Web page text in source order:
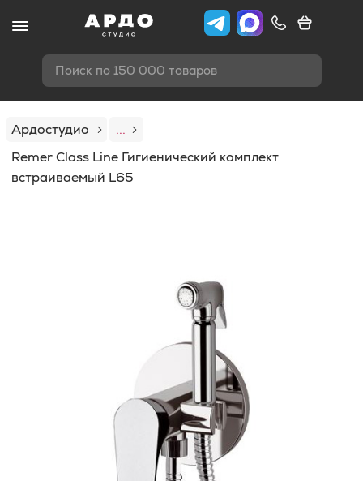
Поиск по 150 000 товаров
Ардостудио
...
Remer Class Line Гигиенический комплект
встраиваемый L65